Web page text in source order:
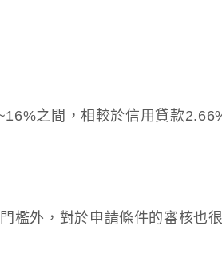
之間，相較於信用貸款
檻外，對於申請條件的審核也